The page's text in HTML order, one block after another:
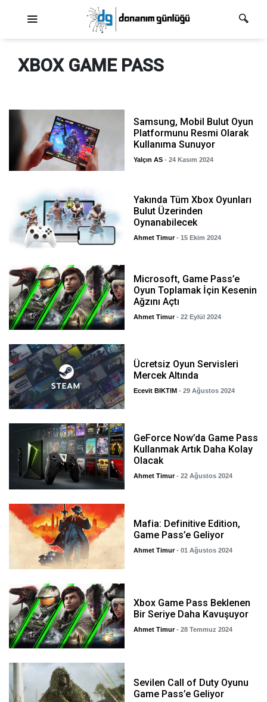
XBOX GAME PASS
Samsung, Mobil Bulut Oyun
Platformunu Resmi Olarak
Kullanıma Sunuyor
Yalçın AS - 24 Kasım 2024
Yakında Tüm Xbox Oyunları
Bulut Üzerinden
Oynanabilecek
Ahmet Timur - 15 Ekim 2024
Microsoft, Game Pass’e
Oyun Toplamak İçin Kesenin
Ağzını Açtı
Ahmet Timur - 22 Eylül 2024
Ücretsiz Oyun Servisleri
Mercek Altında
Ecevit BIKTIM - 29 Ağustos 2024
GeForce Now’da Game Pass
Kullanmak Artık Daha Kolay
Olacak
Ahmet Timur - 22 Ağustos 2024
Mafia: Definitive Edition,
Game Pass’e Geliyor
Ahmet Timur - 01 Ağustos 2024
Xbox Game Pass Beklenen
Bir Seriye Daha Kavuşuyor
Ahmet Timur - 28 Temmuz 2024
Sevilen Call of Duty Oyunu
Game Pass’e Geliyor